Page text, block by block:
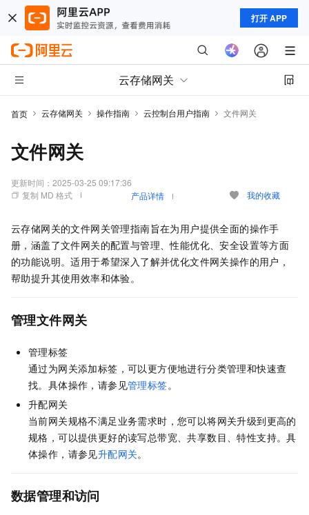
打开 APP
云存储网关
首页 云存储网关 操作指南 云控制台用户指南 文件网关
文件网关
更新时间： 2025-03-25 09:17:36
复制 MD 格式
产品详情 我的收藏
云存储网关的文件网关管理指南旨在为用户提供全面的操作手
册，涵盖了文件网关的配置与管理、性能优化、安全设置等方面
的功能说明。适用于希望深入了解并优化文件网关操作的用户，
帮助提升其使用效率和体验。
管理文件网关
管理标签
通过为网关添加标签，可以更方便地进行分类管理和快速查
找。具体操作，请参见管理标签。
升配网关
当前网关规格不满足业务需求时，您可以将网关升级到更高的
规格，可以提供更好的读写总带宽、共享数目、特性支持。具
体操作，请参见升配网关。
数据管理和访问